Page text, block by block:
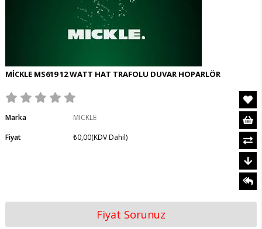
MİCKLE MS619 12 WATT HAT TRAFOLU DUVAR HOPARLÖR
Marka
MICKLE
Fiyat
₺0,00(KDV Dahil)
Fiyat Sorunuz